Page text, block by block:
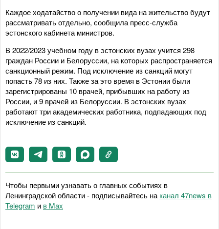
Каждое ходатайство о получении вида на жительство будут
рассматривать отдельно, сообщила пресс-служба
эстонского кабинета министров.
В 2022/2023 учебном году в эстонских вузах учится 298
граждан России и Белоруссии, на которых распространяется
санкционный режим. Под исключение из санкций могут
попасть 78 из них. Также за это время в Эстонии были
зарегистрированы 10 врачей, прибывших на работу из
России, и 9 врачей из Белоруссии. В эстонских вузах
работают три академических работника, подпадающих под
исключение из санкций.
Чтобы первыми узнавать о главных событиях в
Ленинградской области - подписывайтесь на канал 47news в
Telegram и в Maх